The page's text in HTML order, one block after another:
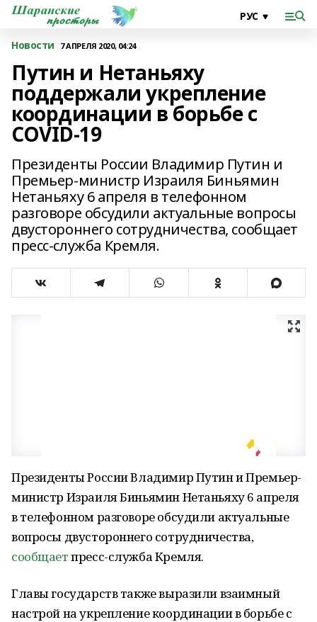
Новости 7 АПРЕЛЯ 2020, 04:24
Путин и Нетаньяху
поддержали укрепление
координации в борьбе с
COVID-19
Президенты России Владимир Путин и
Премьер-министр Израиля Биньямин
Нетаньяху 6 апреля в телефонном
разговоре обсудили актуальные вопросы
двустороннего сотрудничества, сообщает
пресс-служба Кремля.
Президенты России Владимир Путин и Премьер-
министр Израиля Биньямин Нетаньяху 6 апреля
в телефонном разговоре обсудили актуальные
вопросы двустороннего сотрудничества,
сообщаетпресс-служба Кремля.
Главы государств также выразили взаимный
настрой на укрепление координации в борьбе с